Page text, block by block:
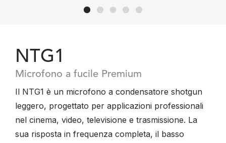
NTG1
Microfono a fucile Premium
Il NTG1 è un microfono a condensatore shotgun
leggero, progettato per applicazioni professionali
nel cinema, video, televisione e trasmissione. La
sua risposta in frequenza completa, il basso